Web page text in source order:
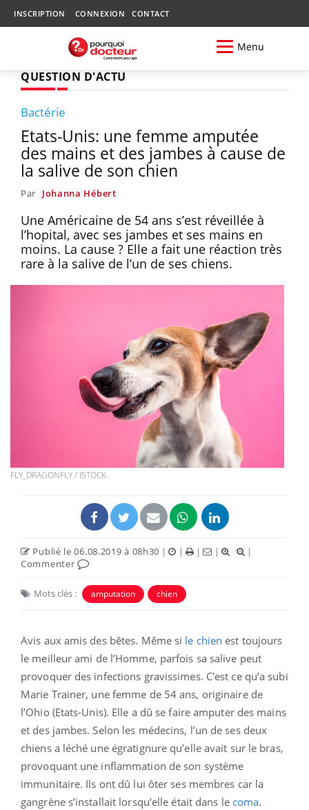
INSCRIPTION CONNEXION CONTACT
Menu
QUESTION D'ACTU
Bactérie
Etats-Unis: une femme amputée
des mains et des jambes à cause de
la salive de son chien
Par Johanna Hébert
Une Américaine de 54 ans s’est réveillée à
l’hopital, avec ses jambes et ses mains en
moins. La cause ? Elle a fait une réaction très
rare à la salive de l’un de ses chiens.
FLY_DRAGONFLY / ISTOCK
Publié le 06.08.2019 à 08h30 | | | |
|
Commenter
Mots clés : amputation chien
Avis aux amis des bêtes. Même si le chien est toujours
le meilleur ami de l’Homme, parfois sa salive peut
provoquer des infections gravissimes. C'est ce qu’a subi
Marie Trainer, une femme de 54 ans, originaire de
l’Ohio (Etats-Unis). Elle a dû se faire amputer des mains
et des jambes. Selon les médecins, l’un de ses deux
chiens a léché une égratignure qu’elle avait sur le bras,
provoquant une inflammation de son système
immunitaire. Ils ont dû lui ôter ses membres car la
gangrène s’installait lorsqu’elle était dans le coma.